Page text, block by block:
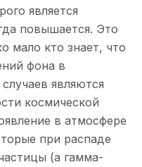
является
повышается. Это
мало кто знает, что
фона в
являются
космической
в атмосфере
при распаде
(а гамма-